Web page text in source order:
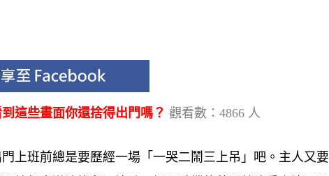
這些畫面你還捨得出門嗎？ 觀看數：4866 人
上班前總是要歷經一場「一哭二鬧三上吊」吧。主人又要